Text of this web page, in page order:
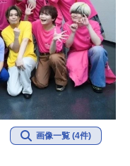
画像一覧 (4件)